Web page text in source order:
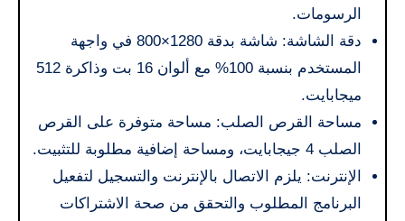
الرسومات.
دقة الشاشة: شاشة بدقة 1280×800 في واجهة
المستخدم بنسبة 100% مع ألوان 16 بت وذاكرة 512
ميجابايت.
مساحة القرص الصلب: مساحة متوفرة على القرص
الصلب 4 جيجابايت، ومساحة إضافية مطلوبة للتثبيت.
الإنترنت: يلزم الاتصال بالإنترنت والتسجيل لتفعيل
البرنامج المطلوب والتحقق من صحة الاشتراكات